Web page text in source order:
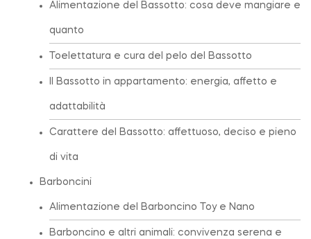
Alimentazione del Bassotto: cosa deve mangiare e
quanto
Toelettatura e cura del pelo del Bassotto
Il Bassotto in appartamento: energia, affetto e
adattabilità
Carattere del Bassotto: affettuoso, deciso e pieno
di vita
Barboncini
Alimentazione del Barboncino Toy e Nano
Barboncino e altri animali: convivenza serena e